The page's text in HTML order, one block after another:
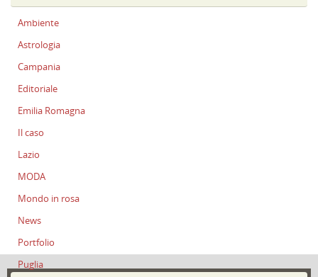
Ambiente
Astrologia
Campania
Editoriale
Emilia Romagna
Il caso
Lazio
MODA
Mondo in rosa
News
Portfolio
Puglia